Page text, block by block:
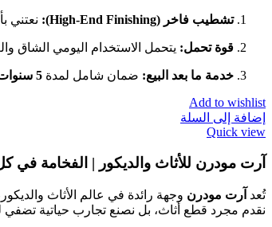
تشطيب فاخر (High-End Finishing): نعتني
قوة تحمل: يتحمل الاستخدام اليومي الشاق
خدمة ما بعد البيع: ضمان شامل لمدة 5 سنوات
Add to wishlist
إضافة إلى السلة
Quick view
آرت مودرن للأثاث والديكور | الفخامة في
تُعد آرت مودرن وجهة رائدة في عالم الأثاث
نقدم مجرد قطع أثاث، بل نصنع تجارب حياتية